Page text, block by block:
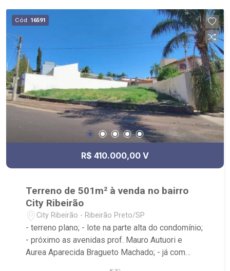
Cód. 16591
R$ 410.000,00 V
Terreno de 501m² à venda no bairro
City Ribeirão
City Ribeirão - Ribeirão Preto/SP
- terreno plano; - lote na parte alta do condomínio;
- próximo as avenidas prof. Mauro Autuori e
Aurea Aparecida Bragueto Machado; - já com